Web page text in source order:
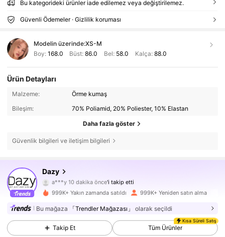
Bu kategorideki ürünler iade edilemez veya değiştirilemez.
Güvenli Ödemeler · Gizlilik koruması
Modelin üzerinde:XS-M
Boy: 168.0 Büst:86.0 Bel: 58.0 Kalça: 88.0
Ürün Detayları
Malzeme:
Örme kumaş
Bileşim:
70% Poliamid, 20% Poliester, 10% Elastan
Daha fazla göster
Güvenlik bilgileri ve iletişim bilgileri
Dazy
a***y 10 dakika önce'i takip etti
4,86
999K+ Yakın zamanda satıldı 999K+ Yeniden satın alma
Bu mağaza 「Trendler Mağazası」 olarak seçildi
Takip Et
Kısa Süreli Satış
Tüm Ürünler